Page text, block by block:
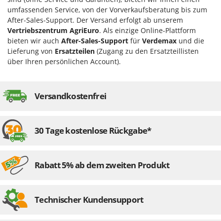
Mähroboter
Maisentkörnungsmaschinen
Manuelle Heckenscheren
Mehrzweck-Sauggeräte
Minibacköfen
Motorspritzen
N
Notstromaggregat
O
Obstpressen
Olivenernter und Schüttler
Famag
Famur
FARMER
FBC
Ferrari Group
Ferrua
FIEM
Fimar
FINI
Fiorentini
Flymo
umfassenden Service, von der Vorverkaufsberatung bis zum
After-Sales-Support. Der Versand erfolgt ab unserem
Vertriebszentrum AgriEuro. Als einzige Online-Plattform
bieten wir auch After-Sales-Support für Verdemax und die
Lieferung von Ersatzteilen (Zugang zu den Ersatzteillisten
über Ihren persönlichen Account).
Versandkostenfrei
30 Tage kostenlose Rückgabe*
Rabatt 5% ab dem zweiten Produkt
Technischer Kundensupport